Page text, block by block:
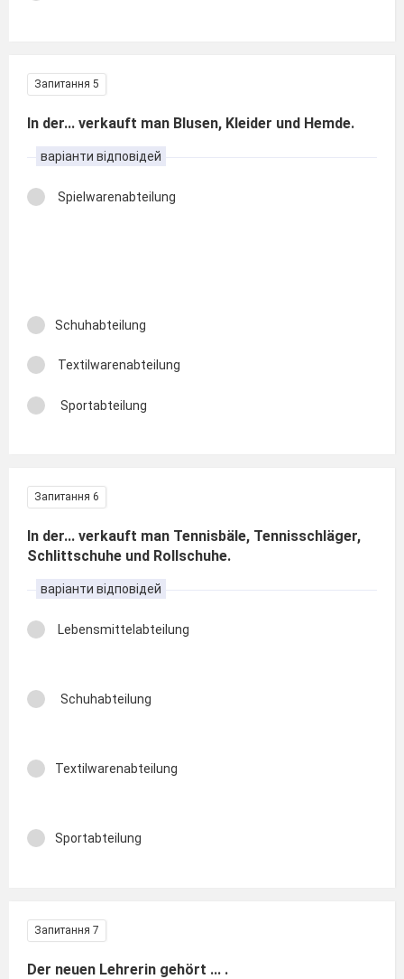
Запитання 5
In der... verkauft man Blusen, Kleider und Hemde.
варіанти відповідей
Spielwarenabteilung
Schuhabteilung
Textilwarenabteilung
Sportabteilung
Запитання 6
In der... verkauft man Tennisbäle, Tennisschläger,
Schlittschuhe und Rollschuhe.
варіанти відповідей
Lebensmittelabteilung
Schuhabteilung
Textilwarenabteilung
Sportabteilung
Запитання 7
Der neuen Lehrerin gehört ... .